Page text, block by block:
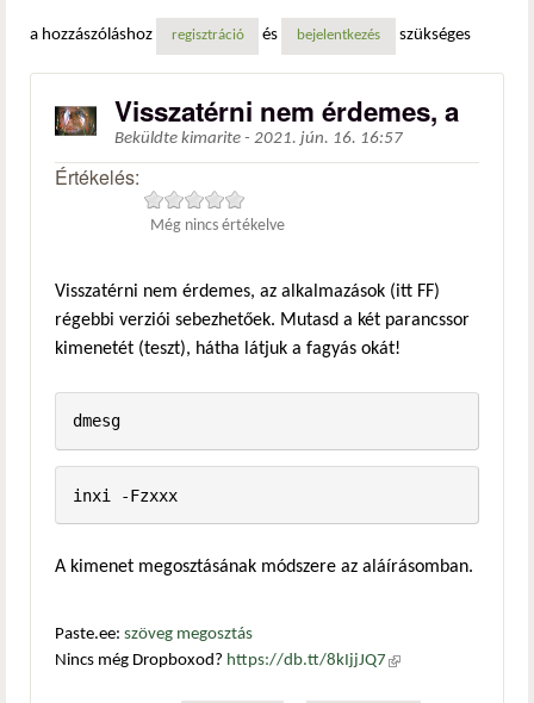
a hozzászóláshoz regisztráció és bejelentkezés szükséges
Visszatérni nem érdemes, a
Beküldte kimarite - 2021. jún. 16. 16:57
Értékelés:
Még nincs értékelve
Visszatérni nem érdemes, az alkalmazások (itt FF)
régebbi verziói sebezhetőek. Mutasd a két parancssor
kimenetét (teszt), hátha látjuk a fagyás okát!
dmesg
inxi -Fzxxx
A kimenet megosztásának módszere az aláírásomban.
Paste.ee: szöveg megosztás
Nincs még Dropboxod? https://db.tt/8kIjjJQ7 (külső